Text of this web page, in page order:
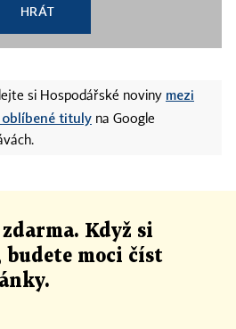
HRÁT
si Hospodářské noviny mezi
oblíbené tituly na Google
zdarma. Když si
moci číst
.